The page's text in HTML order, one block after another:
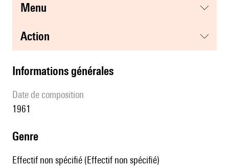
menu
action
informations générales
date de composition
1961
genre
Effectif non spécifié (Effectif non spécifié)